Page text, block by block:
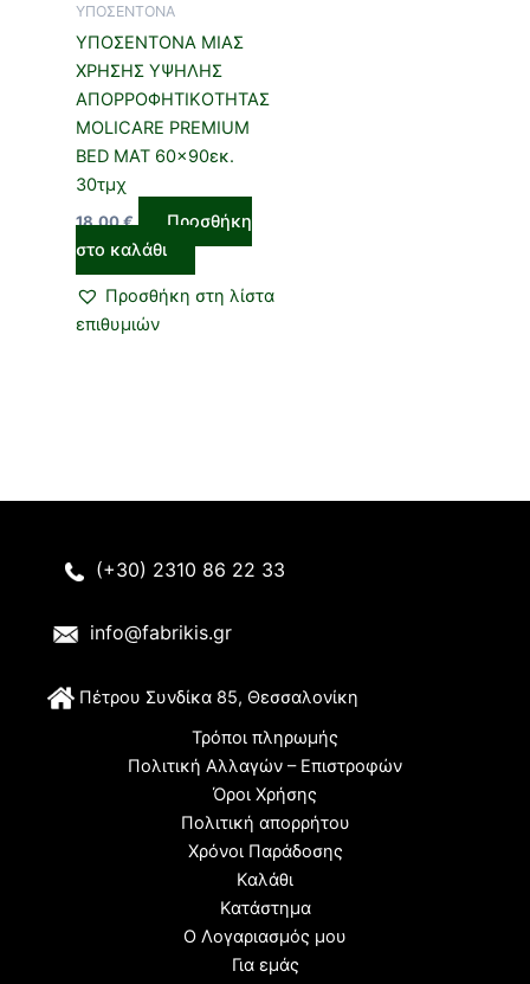
ΥΠΟΣΕΝΤΟΝΑ
ΥΠΟΣΕΝΤΟΝΑ ΜΙΑΣ
ΧΡΗΣΗΣ ΥΨΗΛΗΣ
ΑΠΟΡΡΟΦΗΤΙΚΟΤΗΤΑΣ
MOLICARE PREMIUM
BED MAT 60×90εκ.
30τμχ
18,00€
Προσθήκη
στο καλάθι
Προσθήκη στη λίστα
επιθυμιών
(+30) 2310 86 22 33
info@fabrikis.gr
Πέτρου Συνδίκα 85, Θεσσαλονίκη
Τρόποι πληρωμής
Πολιτική Αλλαγών – Επιστροφών
Όροι Χρήσης
Πολιτική απορρήτου
Χρόνοι Παράδοσης
Καλάθι
Κατάστημα
Ο Λογαριασμός μου
Για εμάς